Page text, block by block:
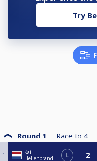
Try
Round 1 Race to 4
1
Kai
Hellenbrand
L